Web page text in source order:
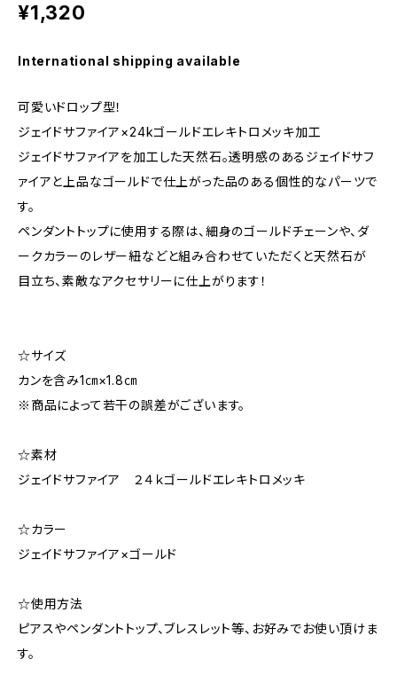
¥1,320
International shipping available
可愛いドロップ型！
ジェイドサファイア×24kゴールドエレキトロメッキ加工
ジェイドサファイアを加工した天然石。透明感のあるジェイドサフ
ァイアと上品なゴールドで仕上がった品のある個性的なパーツで
す。
ペンダントトップに使用する際は、細身のゴールドチェーンや、ダ
ークカラーのレザー紐などと組み合わせていただくと天然石が
目立ち、素敵なアクセサリーに仕上がります！
☆サイズ
カンを含み1㎝×1.8㎝
※商品によって若干の誤差がございます。
☆素材
ジェイドサファイア ２４ｋゴールドエレキトロメッキ
☆カラー
ジェイドサファイア×ゴールド
☆使用方法
ピアスやペンダントトップ、ブレスレット等、お好みでお使い頂けま
す。